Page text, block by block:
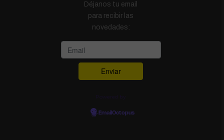
Déjanos tu email
para recibir las
novedades:
EmailOctopus